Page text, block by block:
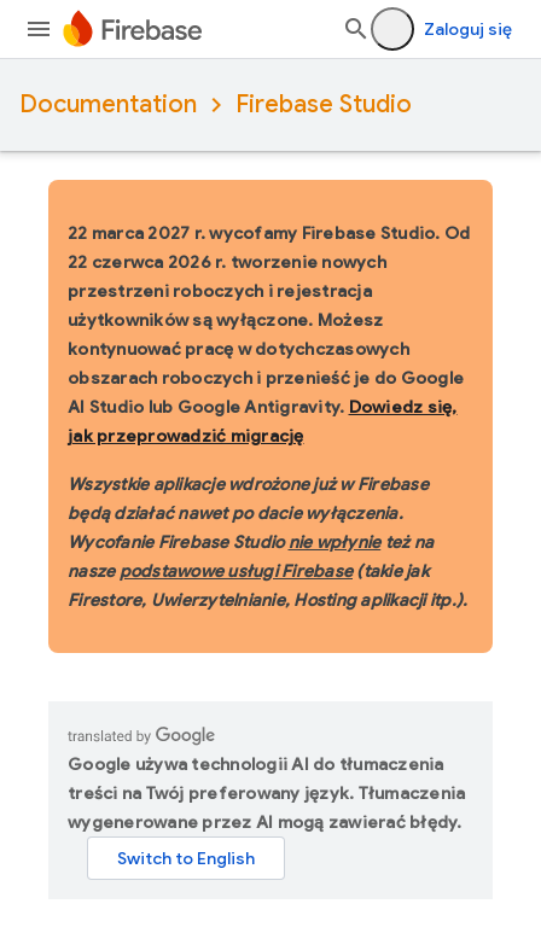
Zaloguj się
Documentation Firebase Studio
22 marca 2027 r. wycofamy Firebase Studio. Od
22 czerwca 2026 r. tworzenie nowych
przestrzeni roboczych i rejestracja
użytkowników są wyłączone. Możesz
kontynuować pracę w dotychczasowych
obszarach roboczych i przenieść je do Google
AI Studio lub Google Antigravity. Dowiedz się,
jak przeprowadzić migrację
Wszystkie aplikacje wdrożone już w Firebase
będą działać nawet po dacie wyłączenia.
Wycofanie Firebase Studionie wpłynieteż na
nasze podstawowe usługi Firebase(takie jak
Firestore, Uwierzytelnianie, Hosting aplikacji itp.).
Google używa technologii AI do tłumaczenia
treści na Twój preferowany język. Tłumaczenia
wygenerowane przez AI mogą zawierać błędy.